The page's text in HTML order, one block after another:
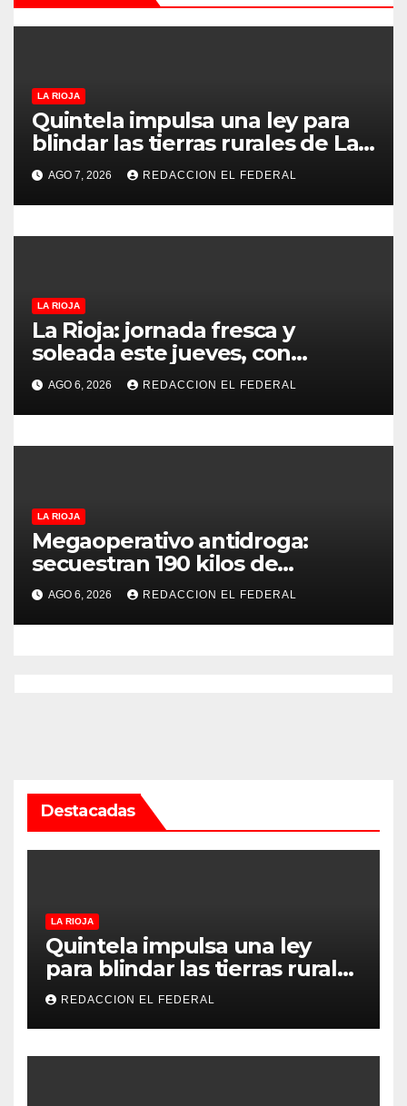
d
e
n
t
r
a
a
s
LA RIOJA
Quintela impulsa una ley para
blindar las tierras rurales de La
Rioja: cuáles son los principales
puntos
AGO 7, 2026 REDACCION EL FEDERAL
LA RIOJA
La Rioja: jornada fresca y
soleada este jueves, con
temperaturas estables para el
viernes
AGO 6, 2026 REDACCION EL FEDERAL
LA RIOJA
Megaoperativo antidroga:
secuestran 190 kilos de
marihuana que tenían como
destino La Rioja y Catamarca
AGO 6, 2026 REDACCION EL FEDERAL
Destacadas
LA RIOJA
Quintela impulsa una ley
para blindar las tierras rurales
de La Rioja: cuáles son los
principales puntos
REDACCION EL FEDERAL